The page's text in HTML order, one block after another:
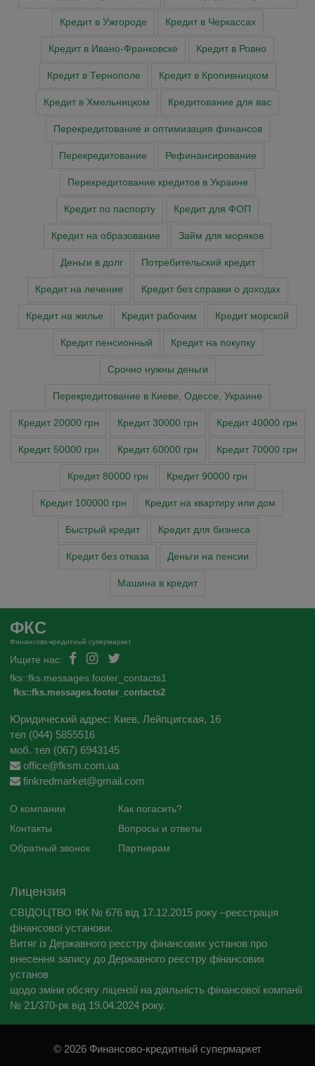
Кредит в Ужгороде Кредит в Черкассах
Кредит в Ивано-Франковске Кредит в Ровно
Кредит в Тернополе Кредит в Кропивницком
Кредит в Хмельницком Кредитование для вас
Перекредитование и оптимизация финансов
Перекредитование Рефинансирование
Перекредитование кредитов в Украине
Кредит по паспорту Кредит для ФОП
Кредит на образование Займ для моряков
Деньги в долг Потребительский кредит
Кредит на лечение Кредит без справки о доходах
Кредит на жилье Кредит рабочим Кредит морской
Кредит пенсионный Кредит на покупку
Cрочно нужны деньги
Перекредитование в Киеве, Одессе, Украине
Кредит 20000 грн Кредит 30000 грн Кредит 40000 грн
Кредит 50000 грн Кредит 60000 грн Кредит 70000 грн
Кредит 80000 грн Кредит 90000 грн
Кредит 100000 грн Кредит на квартиру или дом
Быстрый кредит Кредит для бизнеса
Кредит без отказа Деньги на пенсии
Машина в кредит
ФКС
Финансово-кредитный супермаркет
Ищите нас:
fks::fks.messages.footer_contacts1
fks::fks.messages.footer_contacts2
Юридический адрес: Киев, Лейпцигская, 16
тел (044) 5855516
моб. тел (067) 6943145
office@fksm.com.ua
finkredmarket@gmail.com
О компании
Контакты
Обратный звонок
Как погасить?
Вопросы и ответы
Партнерам
Лицензия
СВІДОЦТВО ФК № 676 від 17.12.2015 року –реєстрація
фінансової установи.
Витяг із Державного реєстру фінансових установ про
внесення запису до Державного реєстру фінансових
установ
щодо зміни обсягу ліцензії на діяльність фінансової компанії
№ 21/370-рк від 19.04.2024 року.
© 2026 Финансово-кредитный супермаркет